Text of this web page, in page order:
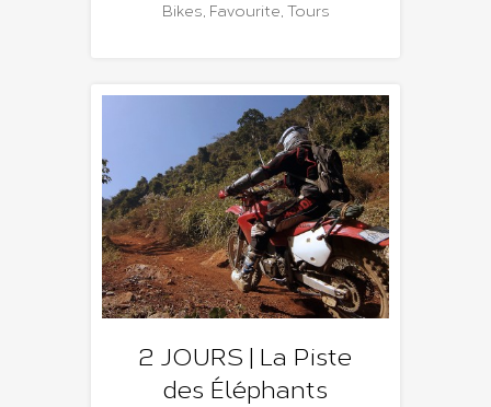
Bikes, Favourite, Tours
2 JOURS | La Piste
des Éléphants